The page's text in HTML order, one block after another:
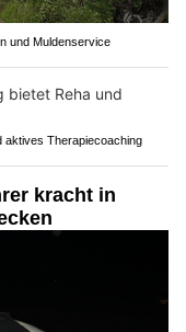
und Muldenservice
aktives Therapiecoaching
kracht in